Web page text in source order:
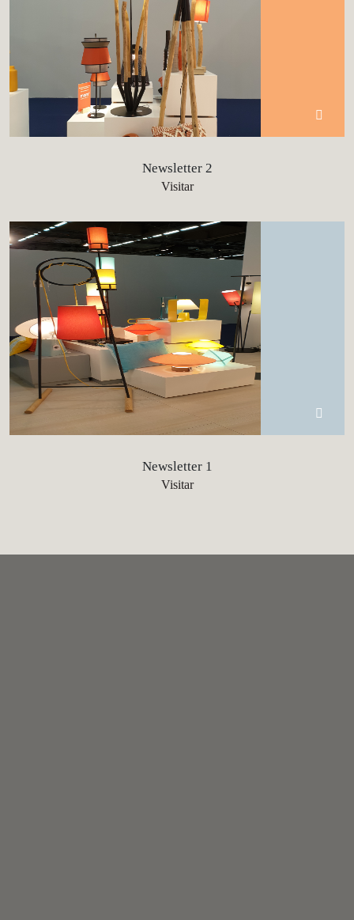
Newsletter 2
Visitar
Newsletter 1
Visitar